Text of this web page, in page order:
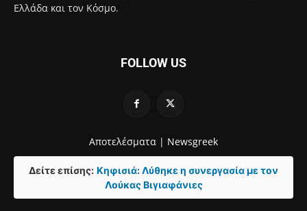
Ελλάδα και τον Κόσμο.
FOLLOW US
Αποτελέσματα | Newsgreek
Δείτε επίσης: Κηφισιά: Λύθηκε η συνεργασία με τον
Λούκας Βιγιαφάνιες